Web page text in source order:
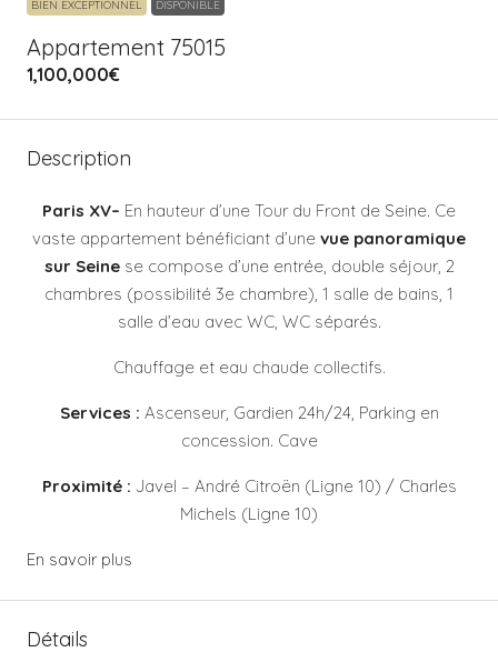
BIEN EXCEPTIONNEL DISPONIBLE
Appartement 75015
1,100,000€
Description
Paris XV– En hauteur d’une Tour du Front de Seine. Ce
vaste appartement bénéficiant d’une vue panoramique
sur Seinese compose d’une entrée, double séjour, 2
chambres (possibilité 3e chambre), 1 salle de bains, 1
salle d’eau avec WC, WC séparés.
Chauffage et eau chaude collectifs.
Services : Ascenseur, Gardien 24h/24, Parking en
concession. Cave
Proximité : Javel – André Citroën (Ligne 10) / Charles
Michels (Ligne 10)
En savoir plus
Détails